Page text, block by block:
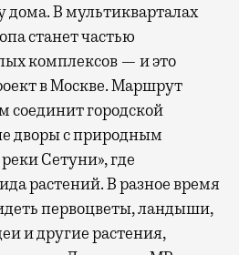
дома. В мультикварталах
станет частью
комплексов — и это
в Москве. Маршрут
соединит городской
дворы с природным
Сетуни», где
растений. В разное время
первоцветы, ландыши,
и другие растения,